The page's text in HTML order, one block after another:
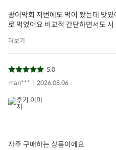
광어막회 저번에도 먹어 봤는데 맛
로 먹었어요 비교적 간단하면서도 시
더보기
5.0
man***
2026.08.06
자주 구매하는 상품이에요